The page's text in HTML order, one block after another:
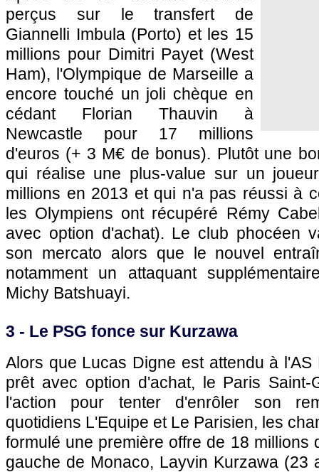
perçus sur le transfert de
Giannelli Imbula (Porto) et les 15
millions pour Dimitri Payet (West
Ham), l'Olympique de Marseille a
encore touché un joli chèque en
cédant Florian Thauvin à
Newcastle pour 17 millions
d'euros (+ 3 M€ de bonus). Plutôt une
qui réalise une plus-value sur un
millions en 2013 et qui n'a pas réussi à
les Olympiens ont récupéré Rémy
avec option d'achat). Le club phocéen
son mercato alors que le nouvel
notamment un attaquant
Michy Batshuayi.
3 - Le PSG fonce sur Kurzawa
Alors que Lucas Digne est attendu à
prêt avec option d'achat, le Paris Saint-
l'action pour tenter d'enrôler son
quotidiens L'Equipe et Le Parisien, les
formulé une première offre de 18 millions
gauche de Monaco, Layvin Kurzawa (23